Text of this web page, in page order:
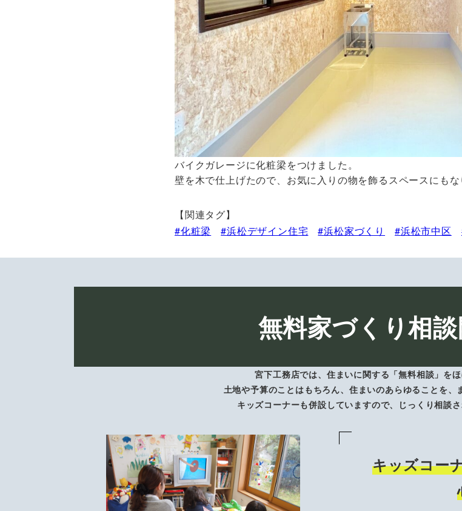
バイクガレージに化粧梁をつけました。
壁を木で仕上げたので、お気に入りの物を飾るスペースにもな
【関連タグ】
化粧梁
浜松デザイン住宅 浜松家づくり 浜松市中区
無料家づくり相談
宮下工務店では、住まいに関する「無料相談」を
土地や予算のことはもちろん、住まいのあらゆることを、
キッズコーナーも併設していますので、じっくり相談
キッズコー